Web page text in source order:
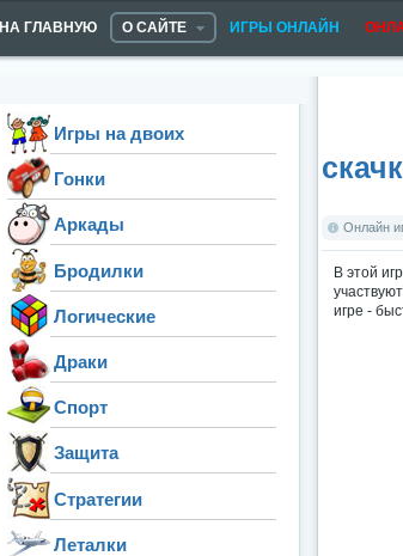
НА ГЛАВНУЮ О САЙТЕ ИГРЫ ОНЛАЙН
Онлайн
В этой
игре -
Игры на двоих
Гонки
Аркады
Бродилки
Логические
Драки
Спорт
Защита
Стратегии
Леталки